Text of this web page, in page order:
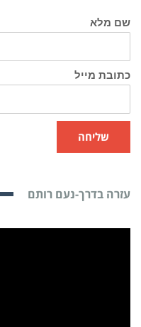
שם מלא
כתובת מייל
שליחה
עזרה בדרך-נעם רותם